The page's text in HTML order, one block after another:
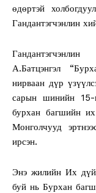
өдөртэй
Гандантэгчэнлин
А.Батцэнгэл
нирваан дүр
сарын шинийн 15-
бурхан багшийн
Монголчууд
ирсэн.
Энэ жилийн Их
буй нь Бурхан